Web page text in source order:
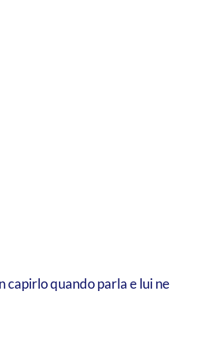
capirlo quando parla e lui ne